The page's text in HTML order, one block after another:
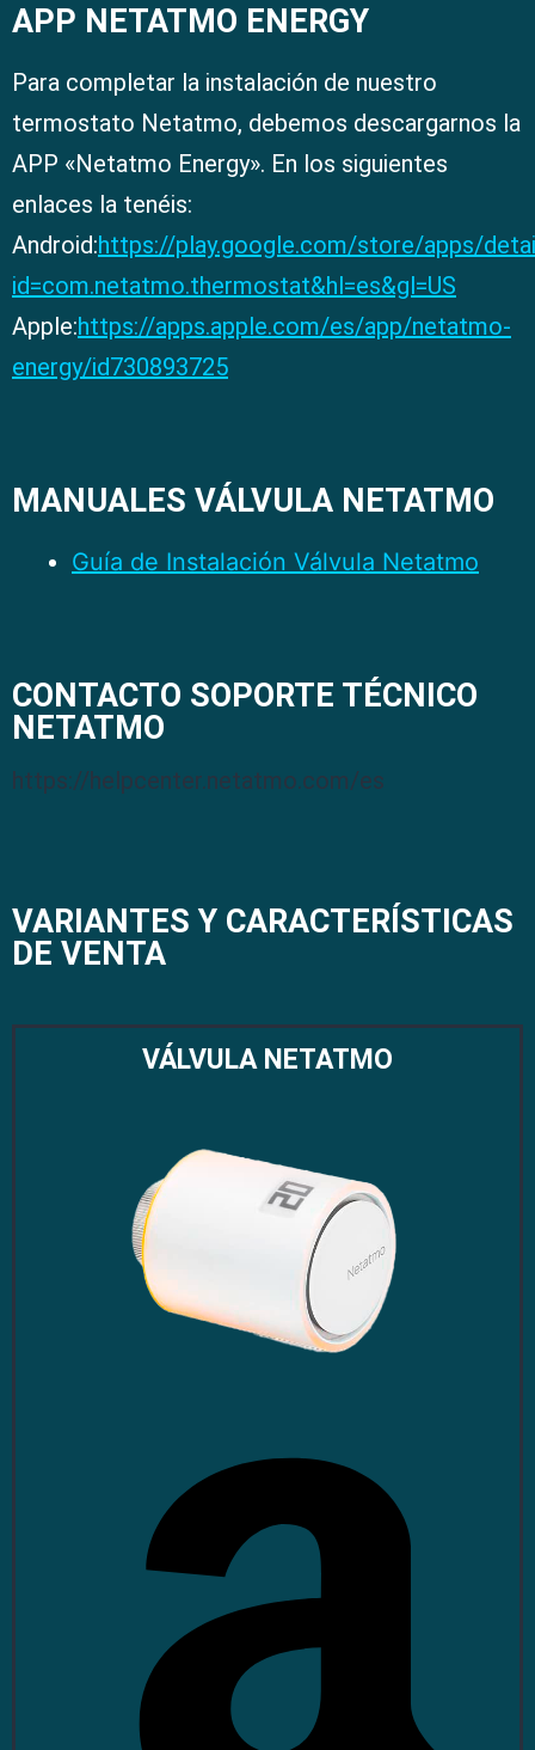
APP NETATMO ENERGY
Para completar la instalación de nuestro
termostato Netatmo, debemos descargarnos la
APP «Netatmo Energy». En los siguientes
enlaces la tenéis:
Android:https://play.google.com/store/apps/
id=com.netatmo.thermostat&hl=es&gl=US
Apple:https://apps.apple.com/es/app/netatmo-
energy/id730893725
MANUALES VÁLVULA NETATMO
Guía de Instalación Válvula Netatmo
CONTACTO SOPORTE TÉCNICO
NETATMO
https://helpcenter.netatmo.com/es
VARIANTES Y CARACTERÍSTICAS
DE VENTA
VÁLVULA NETATMO